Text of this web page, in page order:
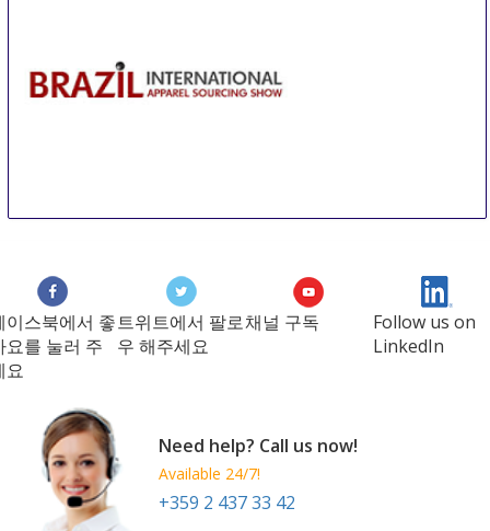
Sao Paulo area
Brazil
이스북에서 좋
요를 눌러 주
요
트위트에서 팔로
우 해주세요
채널 구독
Follow us on
LinkedIn
Need help? Call us now!
Available 24/7!
+359 2 437 33 42